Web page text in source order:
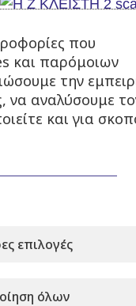
33 kva
Σε απόθεμα
88 kva
που
και παρόμοιων
την
να αναλύσουμε
και για
επιλογές
όλων